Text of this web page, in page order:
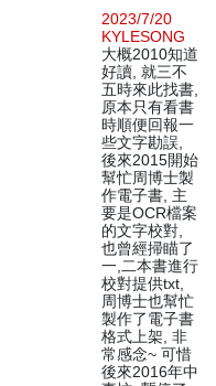
2023/7/20
KYLESONG
大概2010知道
好讀, 就三不
五時來此找書,
原本只有看書
時順便回報一
些文字勘誤,
後來2015開始
幫忙周博士製
作電子書, 主
要是OCR檔案
的文字校對,
也曾經掃瞄了
一,二本書進行
校對提供txt,
周博士也幫忙
製作了電子書
格式上架, 非
常感念~ 可惜
後來2016年中